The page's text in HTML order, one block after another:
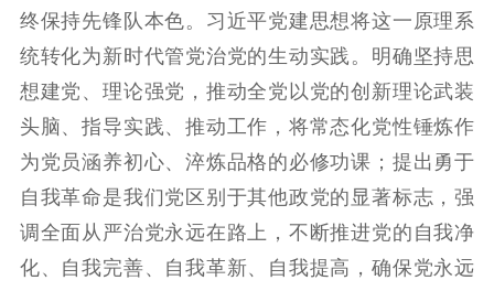
紫金人才 职称评审
数据资源
公共服务
新时代公民素养
提升资源库
新闻出版
政务服务
作品著作权
登记服务
科研创新
服务管理平台
智库服务
管理平台
文艺创作
服务管理
终保持先锋队本色。习近平党建思想将这一原理系
统转化为新时代管党治党的生动实践。明确坚持思
想建党、理论强党，推动全党以党的创新理论武装
头脑、指导实践、推动工作，将常态化党性锤炼作
为党员涵养初心、淬炼品格的必修功课；提出勇于
自我革命是我们党区别于其他政党的显著标志，强
调全面从严治党永远在路上，不断推进党的自我净
化、自我完善、自我革新、自我提高，确保党永远